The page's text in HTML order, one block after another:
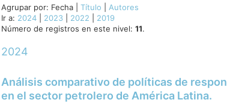
Agrupar por: Fecha Título
Autores
Ir a: 2024 2023 2022
2019
Número de registros en este nivel: 11.
2024
Análisis comparativo de políticas de
en el sector petrolero de América Latina.